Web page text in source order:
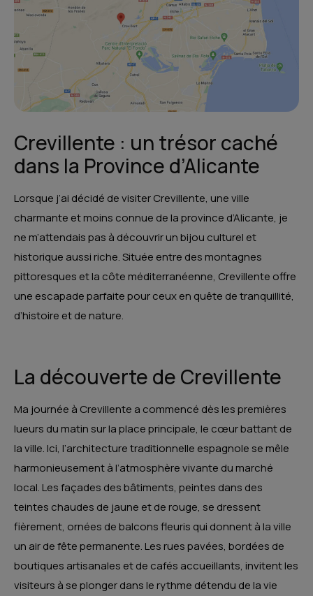
Crevillente : un trésor caché
dans la Province d’Alicante
Lorsque j’ai décidé de visiter Crevillente, une ville
charmante et moins connue de la province d’Alicante, je
ne m’attendais pas à découvrir un bijou culturel et
historique aussi riche. Située entre des montagnes
pittoresques et la côte méditerranéenne, Crevillente offre
une escapade parfaite pour ceux en quête de tranquillité,
d’histoire et de nature.
La découverte de Crevillente
Ma journée à Crevillente a commencé dès les premières
lueurs du matin sur la place principale, le cœur battant de
la ville. Ici, l’architecture traditionnelle espagnole se mêle
harmonieusement à l’atmosphère vivante du marché
local. Les façades des bâtiments, peintes dans des
teintes chaudes de jaune et de rouge, se dressent
fièrement, ornées de balcons fleuris qui donnent à la ville
un air de fête permanente. Les rues pavées, bordées de
boutiques artisanales et de cafés accueillants, invitent les
visiteurs à se plonger dans le rythme détendu de la vie